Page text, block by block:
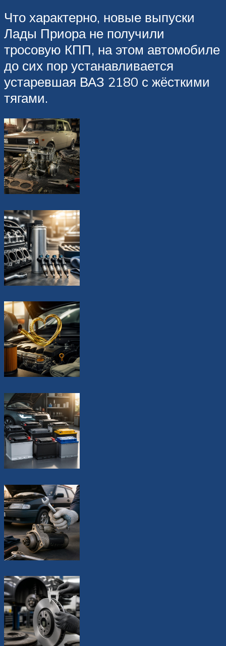
Что характерно, новые выпуски
Лады Приора не получили
тросовую КПП, на этом автомобиле
до сих пор устанавливается
устаревшая ВАЗ 2180 с жёсткими
тягами.